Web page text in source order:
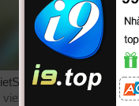
phim Ve Nen
bản đẹp, trọn bộ